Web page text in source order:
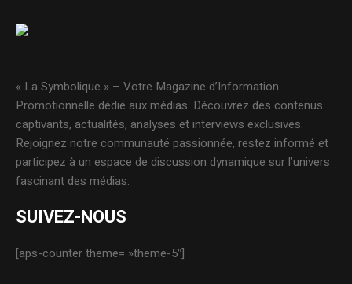
« La Symbolique » – Votre Magazine d’Information
Promotionnelle dédié aux médias. Découvrez des contenus
captivants, actualités, analyses et interviews exclusives.
Rejoignez notre communauté passionnée, restez informé et
participez à un espace de discussion dynamique sur l’univers
fascinant des médias.
SUIVEZ-NOUS
[aps-counter theme= »theme-5″]